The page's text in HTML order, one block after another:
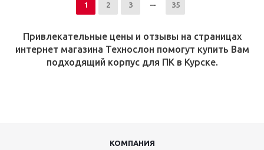
1 2 3 35
Привлекательные цены и отзывы на страницах
интернет магазина Технослон помогут купить Вам
подходящий корпус для ПК в Курске.
КОМПАНИЯ